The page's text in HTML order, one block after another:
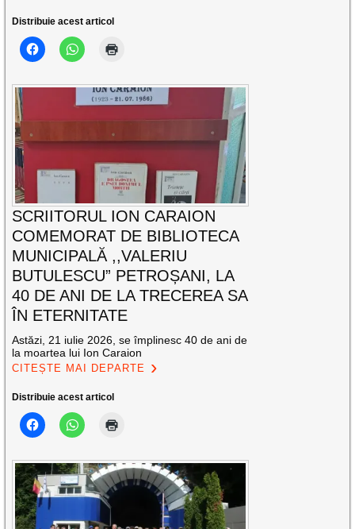
Distribuie acest articol
SCRIITORUL ION CARAION
COMEMORAT DE BIBLIOTECA
MUNICIPALĂ ,,VALERIU
BUTULESCU” PETROȘANI, LA
40 DE ANI DE LA TRECEREA SA
ÎN ETERNITATE
Astăzi, 21 iulie 2026, se împlinesc 40 de ani de
la moartea lui Ion Caraion
CITEȘTE MAI DEPARTE
Distribuie acest articol